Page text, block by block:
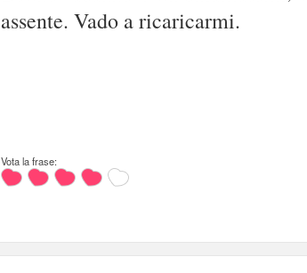
assente. Vado a ricaricarmi.
Vota la frase: